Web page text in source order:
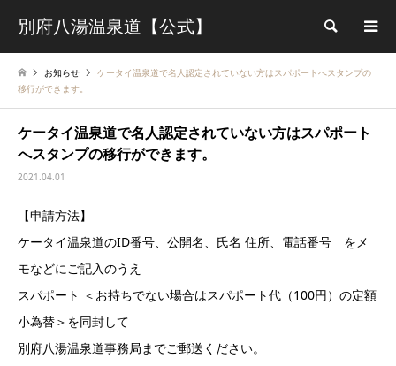
別府八湯温泉道【公式】 検索
お知らせ
ケータイ温泉道で名人認定されていない方はスパポートへスタンプの
移行ができます。
ケータイ温泉道で名人認定されていない方はスパポート
へスタンプの移行ができます。
2021.04.01
【申請方法】
ケータイ温泉道のID番号、公開名、氏名 住所、電話番号 をメ
モなどにご記入のうえ
スパポート ＜お持ちでない場合はスパポート代（100円）の定額
小為替＞を同封して
別府八湯温泉道事務局までご郵送ください。